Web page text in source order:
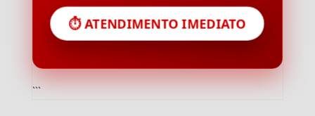
⏱️ ATENDIMENTO IMEDIATO
```